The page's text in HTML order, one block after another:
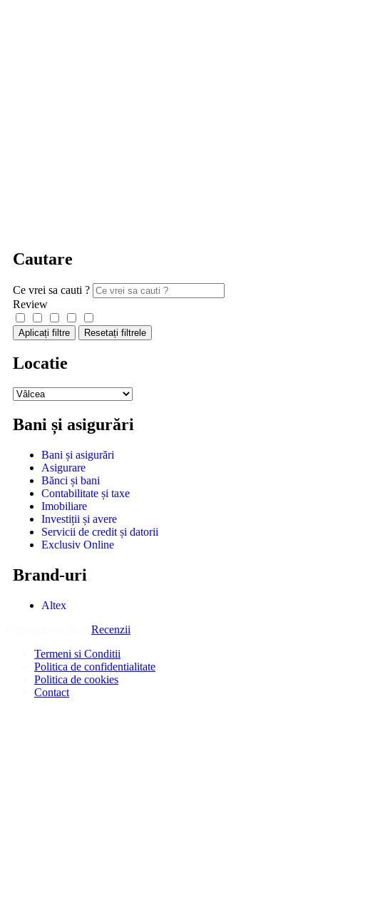
Cautare
Ce vrei sa cauti ?
Review
Aplicați filtre Resetați filtrele
Locatie
Bani și asigurări
Bani și asigurări
Asigurare
Bănci și bani
Contabilitate și taxe
Imobiliare
Investiții și avere
Servicii de credit și datorii
Exclusiv Online
Brand-uri
Altex
Recenzii
Termeni si Conditii
Politica de confidentialitate
Politica de cookies
Contact